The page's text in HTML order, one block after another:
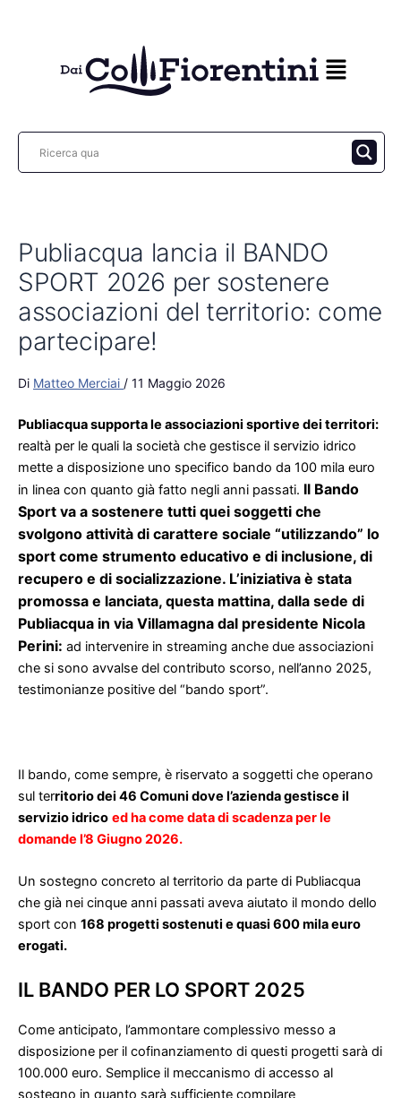
Publiacqua lancia il BANDO
SPORT 2026 per sostenere
associazioni del territorio: come
partecipare!
Di Matteo Merciai / 11 Maggio 2026
Publiacqua supporta le associazioni sportive dei territori:
realtà per le quali la società che gestisce il servizio idrico
mette a disposizione uno specifico bando da 100 mila euro
in linea con quanto già fatto negli anni passati. Il Bando
Sport va a sostenere tutti quei soggetti che
svolgono attività di carattere sociale “utilizzando” lo
sport come strumento educativo e di inclusione, di
recupero e di socializzazione. L’iniziativa è stata
promossa e lanciata, questa mattina, dalla sede di
Publiacqua in via Villamagna dal presidente Nicola
Perini: ad intervenire in streaming anche due associazioni
che si sono avvalse del contributo scorso, nell’anno 2025,
testimonianze positive del “bando sport”.
Il bando, come sempre, è riservato a soggetti che operano
sul territorio dei 46 Comuni dove l’azienda gestisce il
servizio idrico ed ha come data di scadenza per le
domande l’8 Giugno 2026.
Un sostegno concreto al territorio da parte di Publiacqua
che già nei cinque anni passati aveva aiutato il mondo dello
sport con 168 progetti sostenuti e quasi 600 mila euro
erogati.
IL BANDO PER LO SPORT 2025
Come anticipato, l’ammontare complessivo messo a
disposizione per il cofinanziamento di questi progetti sarà di
100.000 euro. Semplice il meccanismo di accesso al
sostegno in quanto sarà sufficiente compilare